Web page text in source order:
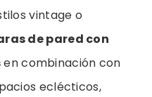
vintage o
de pared con
en combinación con
eclécticos,